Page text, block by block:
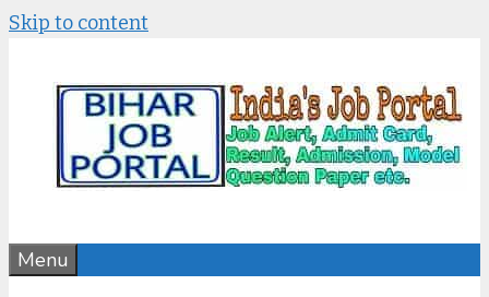
Skip to content
Menu